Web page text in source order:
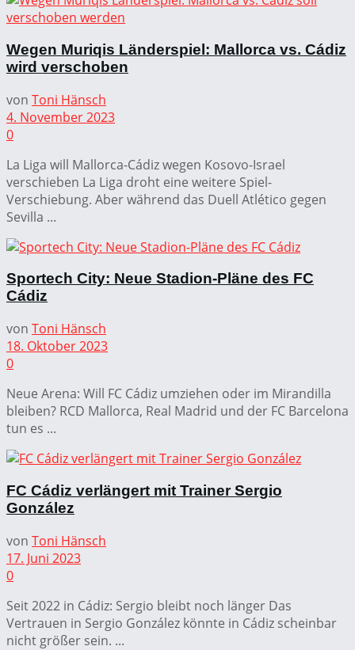
Wegen Muriqis Länderspiel: Mallorca vs. Cádiz
wird verschoben
von Toni Hänsch
4. November 2023
0
La Liga will Mallorca-Cádiz wegen Kosovo-Israel
verschieben La Liga droht eine weitere Spiel-
Verschiebung. Aber während das Duell Atlético gegen
Sevilla ...
Sportech City: Neue Stadion-Pläne des FC
Cádiz
von Toni Hänsch
18. Oktober 2023
0
Neue Arena: Will FC Cádiz umziehen oder im Mirandilla
bleiben? RCD Mallorca, Real Madrid und der FC Barcelona
tun es ...
FC Cádiz verlängert mit Trainer Sergio
González
von Toni Hänsch
17. Juni 2023
0
Seit 2022 in Cádiz: Sergio bleibt noch länger Das
Vertrauen in Sergio González könnte in Cádiz scheinbar
nicht größer sein. ...